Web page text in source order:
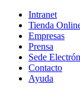
Intranet
Tienda
Empresas
Prensa
Sede
Contacto
Ayuda